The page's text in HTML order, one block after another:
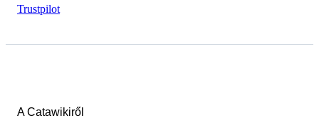
Trustpilot
A Catawikiről